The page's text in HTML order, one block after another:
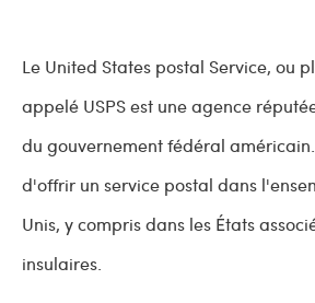
Le United States postal Service, ou
appelé USPS est une agence
du gouvernement fédéral
d'offrir un service postal dans
Unis, y compris dans les États
insulaires.